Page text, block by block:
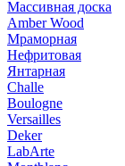
Массивная доска
Amber Wood
Мраморная
Нефритовая
Янтарная
Challe
Boulogne
Versailles
Deker
LabArte